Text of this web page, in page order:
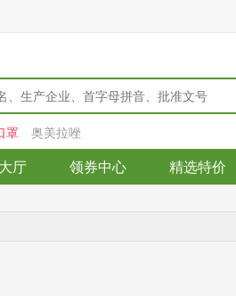
罩 奥美拉唑
厅 领券中心 精选特价